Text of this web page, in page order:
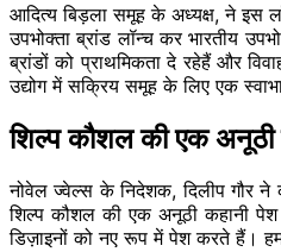
आदित्यबिड़ला समूह के अध्यक्ष, ने इस
उपभोक्ता ब्रांडलॉन्चकर भारतीय
ब्रांडों को प्राथमिकता देरहेहैंऔर
उद्योग में सक्रिय समूह के लिए एक
शिल्प कौशल की एक अनूठी
नोवेलज्वेल्स के निदेशक, दिलीप गौर ने
शिल्प कौशल की एक अनूठी कहानी
डिज़ाइनों को नए रूप में पेश करते हैं।